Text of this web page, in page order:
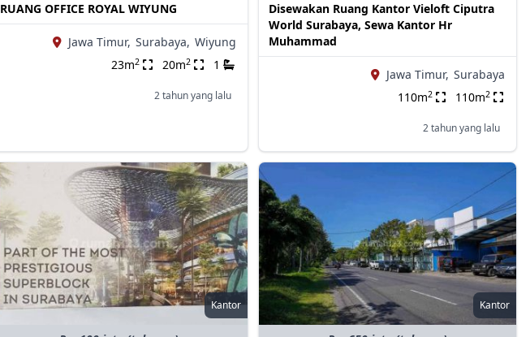
RUANG OFFICE ROYAL WIYUNG
Jawa Timur, Surabaya, Wiyung
23m2 20m2 1
2 tahun yang lalu
Disewakan Ruang Kantor Vieloft Ciputra
World Surabaya, Sewa Kantor Hr
Muhammad
Jawa Timur, Surabaya
110m2 110m2
2 tahun yang lalu
Kantor Kantor